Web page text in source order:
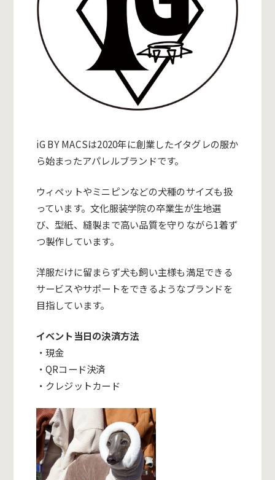
iG BY MACSは2020年に創業したイタグレの服か
ら始まったアパレルブランドです。
ウィペットやミニピンなどの犬種のサイズも扱
っています。文化服装学院の卒業生が生地選
び、型紙、 縫製まで高い品質を守りながら1着ず
つ製作しています。
洋服だけに留まらず犬も飼い主様も満足できる
サービスやサポートをできるようなブランドを
目指しています。
イベント当日の決済方法
・現金
・QRコード決済
・クレジットカード